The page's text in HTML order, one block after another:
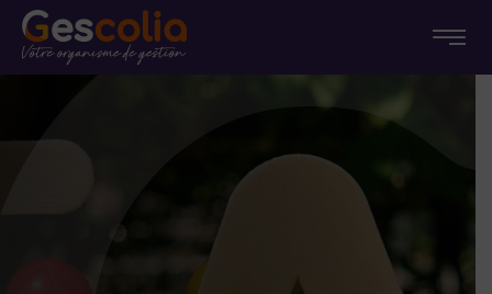
Passer
MenuMenu